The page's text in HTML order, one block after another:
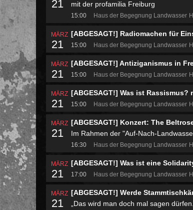
21
mit der profamilia Freiburg
15:00 Haus der Begegnung Landwasser
MÄRZ
21
[ABGESAGT!] Radiomachen für
15:00 Haus der Begegnung Landwasser
MÄRZ
21
[ABGESAGT!] Antiziganismus in
15:00 Haus der Begegnung Landwasser
MÄRZ
21
[ABGESAGT!] Was ist Rassismus?
15:00 Haus der Begegnung Landwasser
MÄRZ
21
[ABGESAGT!] Konzert: The
Im Rahmen der "Auf-Nach-
16:30 Haus der Begegnung Landwasser
MÄRZ
21
[ABGESAGT!] Was ist eine
17:00 Haus der Begegnung Landwasser
MÄRZ
21
[ABGESAGT!] Werde
„Das wird man doch mal sagen